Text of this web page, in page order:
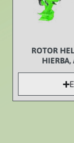
ROTOR
HIERBA,